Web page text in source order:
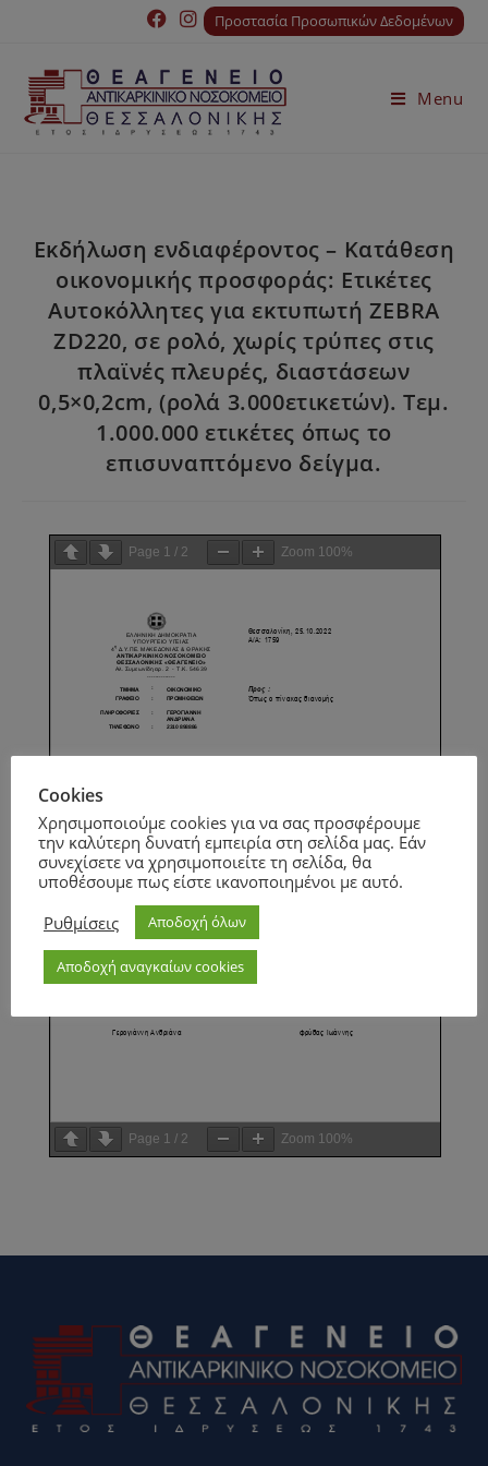
Προστασία Προσωπικών Δεδομένων
Menu
Εκδήλωση ενδιαφέροντος – Κατάθεση
οικονομικής προσφοράς: Ετικέτες
Αυτοκόλλητες για εκτυπωτή ZEBRA
ZD220, σε ρολό, χωρίς τρύπες στις
πλαϊνές πλευρές, διαστάσεων
0,5×0,2cm, (ρολά 3.000ετικετών). Τεμ.
1.000.000 ετικέτες όπως το
επισυναπτόμενο δείγμα.
Page 1 / 2 Zoom 100%
Page 1 / 2 Zoom 100%
Cookies
Χρησιμοποιούμε cookies για να σας προσφέρουμε
την καλύτερη δυνατή εμπειρία στη σελίδα μας. Εάν
συνεχίσετε να χρησιμοποιείτε τη σελίδα, θα
υποθέσουμε πως είστε ικανοποιημένοι με αυτό.
Ρυθμίσεις
Αποδοχή όλων
Αποδοχή αναγκαίων cookies